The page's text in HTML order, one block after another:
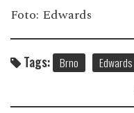
Foto: Edwards
Tags: Brno Edwards